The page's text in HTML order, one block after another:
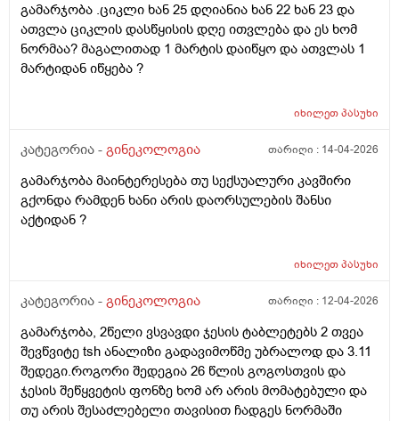
გამარჯობა .ციკლი ხან 25 დღიანია ხან 22 ხან 23 და
ათვლა ციკლის დასწყისის დღე ითვლება და ეს ხომ
ნორმაა? მაგალითად 1 მარტის დაიწყო და ათვლას 1
მარტიდან იწყება ?
იხილეთპასუხი
კატეგორია - გინეკოლოგია თარიღი : 14-04-2026
გამარჯობა მაინტერესება თუ სექსუალური კავშირი
გქონდა რამდენ ხანი არის დაორსულების შანსი
აქტიდან ?
იხილეთპასუხი
კატეგორია - გინეკოლოგია თარიღი : 12-04-2026
გამარჯობა, 2წელი ვსვავდი ჯესის ტაბლეტებს 2 თვეა
შევწვიტე tsh ანალიზი გადავიმოწმე უბრალოდ და 3.11
შედეგი.როგორი შედეგია 26 წლის გოგოსთვის და
ჯესის შეწყვეტის ფონზე ხომ არ არის მომატებული და
თუ არის შესაძლებელი თავისით ჩადგეს ნორმაში